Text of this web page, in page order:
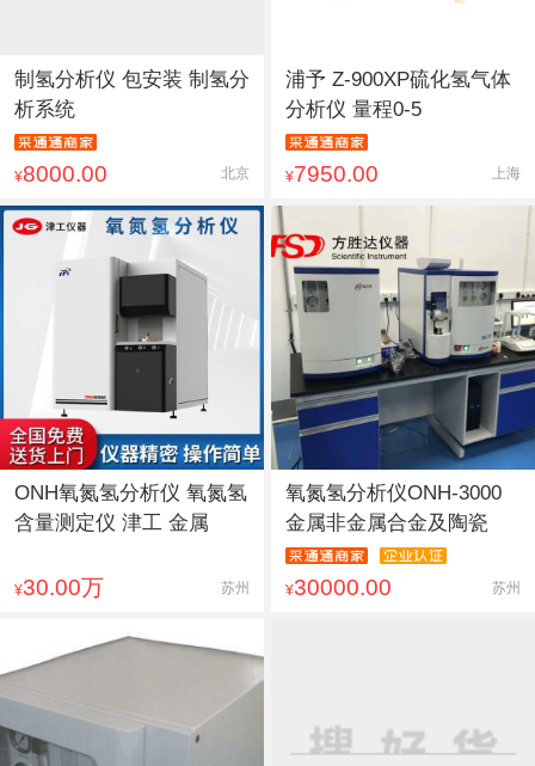
制氢分析仪 包安装 制氢分
析系统
¥8000.00 北京
浦予 Z-900XP硫化氢气体
分析仪 量程0-5
¥7950.00 上海
ONH氧氮氢分析仪 氧氮氢
含量测定仪 津工 金属
¥30.00万 苏州
氧氮氢分析仪ONH-3000
金属非金属合金及陶瓷
¥30000.00 苏州